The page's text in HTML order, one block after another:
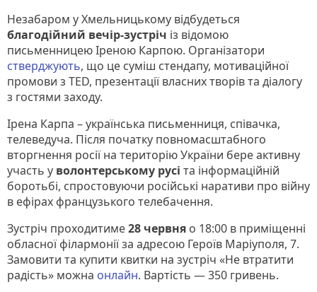
Незабаром у Хмельницькому відбудеться
благодійний вечір-зустріч із відомою
письменницею Іреною Карпою. Організатори
стверджують, що це суміш стендапу, мотиваційної
промови з TED, презентації власних творів та діалогу
з гостями заходу.
Ірена Карпа – українська письменниця, співачка,
телеведуча. Після початку повномасштабного
вторгнення росії на територію України бере активну
участь у волонтерському русі та інформаційній
боротьбі, спростовуючи російські наративи про війну
в ефірах французького телебачення.
Зустріч проходитиме28 червня о 18:00 в приміщенні
обласної філармонії за адресою Героїв Маріуполя, 7.
Замовити та купити квитки на зустріч «Не втратити
радість» можна онлайн. Вартість — 350 гривень.